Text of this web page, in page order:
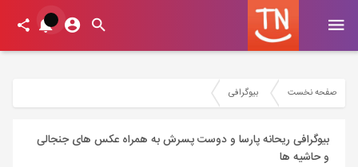
صفحه نخست بیوگرافی
بیوگرافی ریحانه پارسا و دوست پسرش به همراه عکس های جنجالی
و حاشیه ها